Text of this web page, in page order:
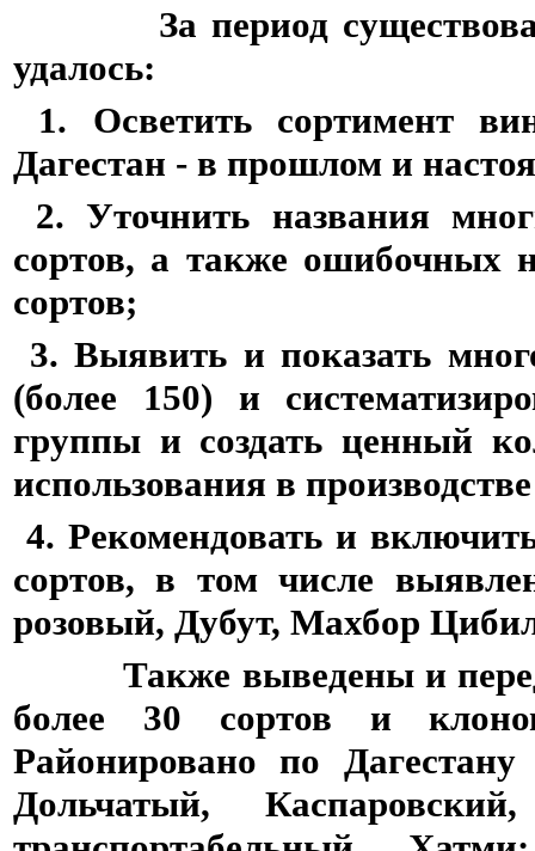
За период
удалось:
1. Осветить сортимент
Дагестан - в прошлом и
2. Уточнить названия
сортов, а также ошибочных
сортов;
3. Выявить и показать
(более 150) и
группы и создать ценный
использования в
4. Рекомендовать и
сортов, в том числе
розовый, Дубут, Махбор
Также выведены и
более 30 сортов и
Районировано по
Дольчатый,